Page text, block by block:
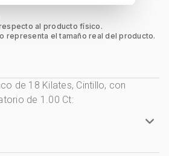
al producto físico.
representa el tamaño real del producto.
de 18 Kilates, Cintillo, con
de 1.00 Ct: